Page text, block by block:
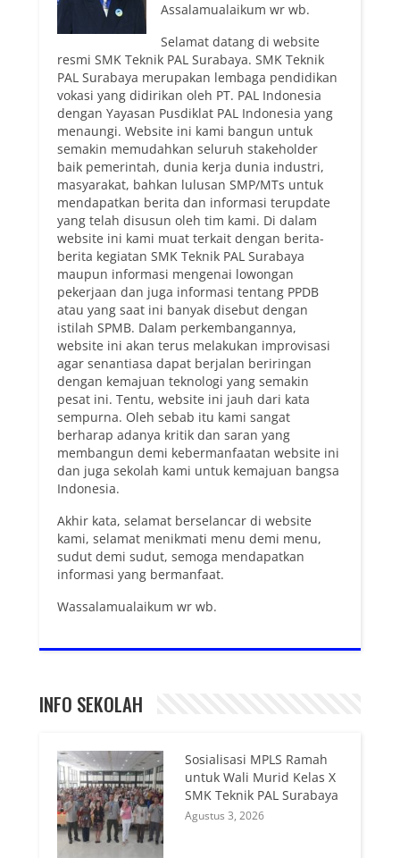
Assalamualaikum wr wb.
Selamat datang di website
resmi SMK Teknik PAL Surabaya. SMK Teknik
PAL Surabaya merupakan lembaga pendidikan
vokasi yang didirikan oleh PT. PAL Indonesia
dengan Yayasan Pusdiklat PAL Indonesia yang
menaungi. Website ini kami bangun untuk
semakin memudahkan seluruh stakeholder
baik pemerintah, dunia kerja dunia industri,
masyarakat, bahkan lulusan SMP/MTs untuk
mendapatkan berita dan informasi terupdate
yang telah disusun oleh tim kami. Di dalam
website ini kami muat terkait dengan berita-
berita kegiatan SMK Teknik PAL Surabaya
maupun informasi mengenai lowongan
pekerjaan dan juga informasi tentang PPDB
atau yang saat ini banyak disebut dengan
istilah SPMB. Dalam perkembangannya,
website ini akan terus melakukan improvisasi
agar senantiasa dapat berjalan beriringan
dengan kemajuan teknologi yang semakin
pesat ini. Tentu, website ini jauh dari kata
sempurna. Oleh sebab itu kami sangat
berharap adanya kritik dan saran yang
membangun demi kebermanfaatan website ini
dan juga sekolah kami untuk kemajuan bangsa
Indonesia.
Akhir kata, selamat berselancar di website
kami, selamat menikmati menu demi menu,
sudut demi sudut, semoga mendapatkan
informasi yang bermanfaat.
Wassalamualaikum wr wb.
INFO SEKOLAH
Sosialisasi MPLS Ramah
untuk Wali Murid Kelas X
SMK Teknik PAL Surabaya
Agustus 3, 2026